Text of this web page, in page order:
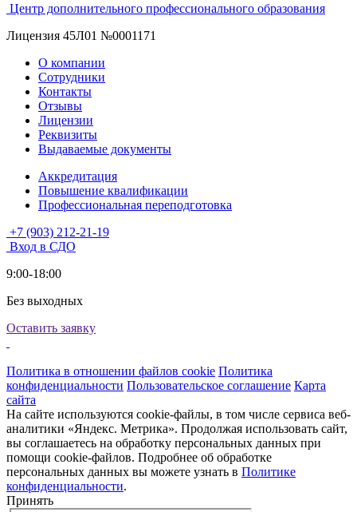
Центр дополнительного профессионального образования
Лицензия 45Л01 №0001171
О компании
Сотрудники
Контакты
Отзывы
Лицензии
Реквизиты
Выдаваемые документы
Аккредитация
Повышение квалификации
Профессиональная переподготовка
+7 (903) 212-21-19
Вход в СДО
9:00-18:00
Без выходных
Оставить заявку
Политика в отношении файлов cookie Политика
конфиденциальности Пользовательское соглашение Карта
сайта
На сайте используются cookie-файлы, в том числе сервиса веб-
аналитики «Яндекс. Метрика». Продолжая использовать сайт,
вы соглашаетесь на обработку персональных данных при
помощи cookie-файлов. Подробнее об обработке
персональных данных вы можете узнать в Политике
конфиденциальности.
Принять